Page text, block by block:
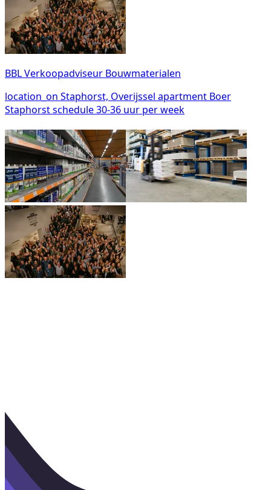
BBL Verkoopadviseur Bouwmaterialen
location_on Staphorst, Overijssel apartment Boer
Staphorstschedule30-36 uur per week